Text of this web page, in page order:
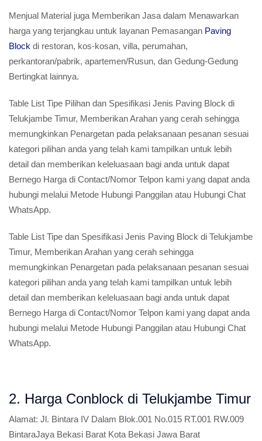
Menjual Material juga Memberikan Jasa dalam Menawarkan
harga yang terjangkau untuk layanan Pemasangan Paving
Block di restoran, kos-kosan, villa, perumahan,
perkantoran/pabrik, apartemen/Rusun, dan Gedung-Gedung
Bertingkat lainnya.
Table List Tipe Pilihan dan Spesifikasi Jenis Paving Block di
Telukjambe Timur, Memberikan Arahan yang cerah sehingga
memungkinkan Penargetan pada pelaksanaan pesanan sesuai
kategori pilihan anda yang telah kami tampilkan untuk lebih
detail dan memberikan keleluasaan bagi anda untuk dapat
Bernego Harga di Contact/Nomor Telpon kami yang dapat anda
hubungi melalui Metode Hubungi Panggilan atau Hubungi Chat
WhatsApp.
Table List Tipe dan Spesifikasi Jenis Paving Block di Telukjambe
Timur, Memberikan Arahan yang cerah sehingga
memungkinkan Penargetan pada pelaksanaan pesanan sesuai
kategori pilihan anda yang telah kami tampilkan untuk lebih
detail dan memberikan keleluasaan bagi anda untuk dapat
Bernego Harga di Contact/Nomor Telpon kami yang dapat anda
hubungi melalui Metode Hubungi Panggilan atau Hubungi Chat
WhatsApp.
2. Harga Conblock di Telukjambe Timur
Alamat: Jl. Bintara IV Dalam Blok.001 No.015 RT.001 RW.009
BintaraJaya Bekasi Barat Kota Bekasi Jawa Barat